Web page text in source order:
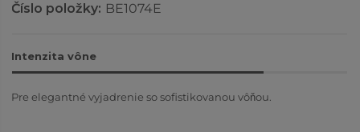
Číslo položky: BE1074E
Intenzita vône
Pre elegantné vyjadrenie so sofistikovanou vôňou.